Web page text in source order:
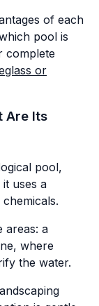
of each
pool is
complete
or
Are Its
pool,
uses a
areas: a
where
the water.